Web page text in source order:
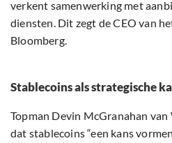
verkent samenwerking met
diensten. Dit zegt de CEO van
Bloomberg.
Stablecoins als strategische
Topman Devin McGranahan
dat stablecoins “een kans